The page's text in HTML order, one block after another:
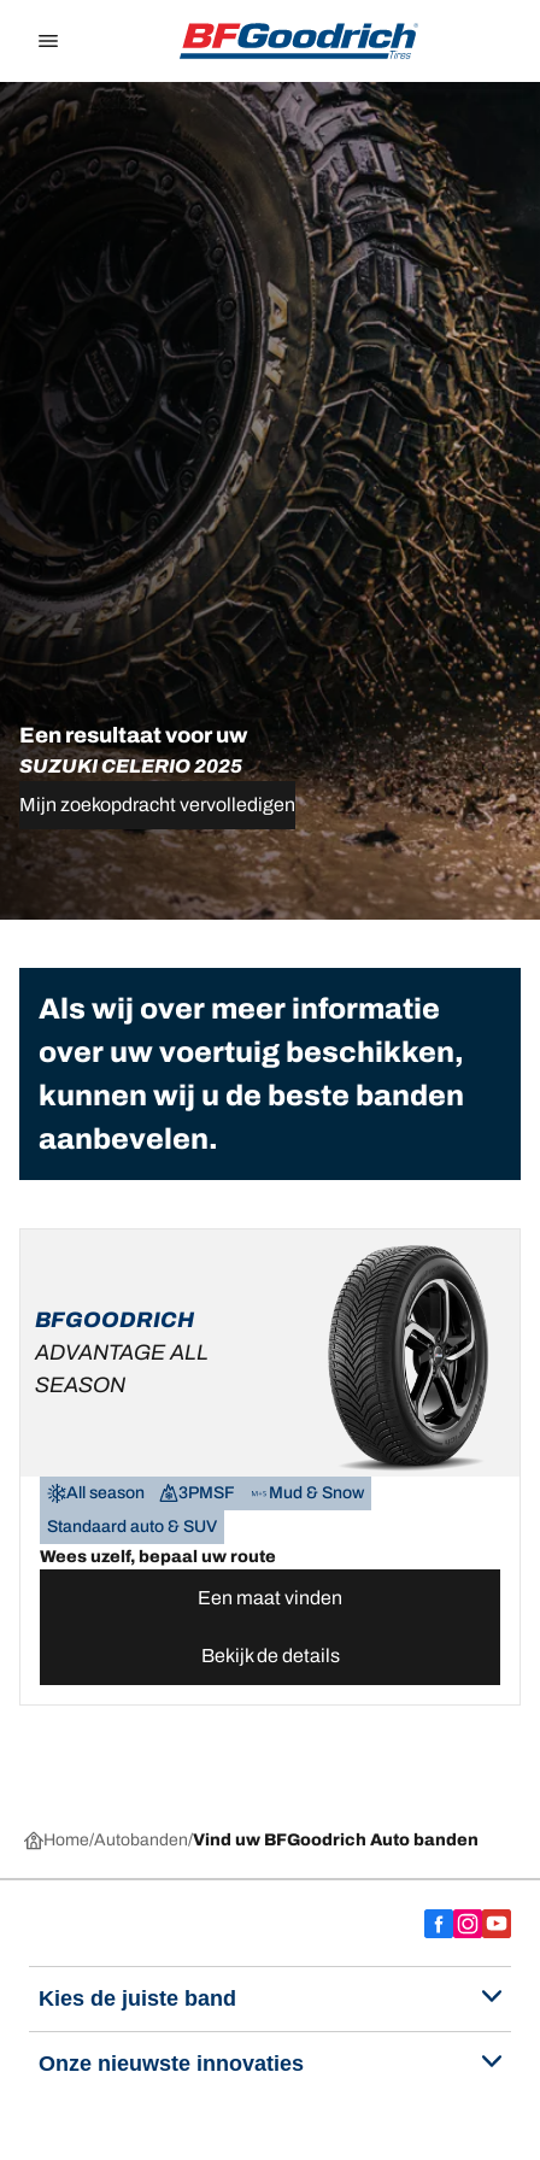
Een resultaat voor uw
SUZUKI CELERIO 2025
Mijn zoekopdracht vervolledigen
Als wij over meer informatie
over uw voertuig beschikken,
kunnen wij u de beste banden
aanbevelen.
BFGOODRICH
ADVANTAGE ALL
SEASON
All season 3PMSF
Mud & Snow
Standaard auto & SUV
Wees uzelf, bepaal uw route
Een maat vinden
Bekijk de details
Home Autobanden Vind uw BFGoodrich Auto banden
Kies de juiste band
Onze nieuwste innovaties